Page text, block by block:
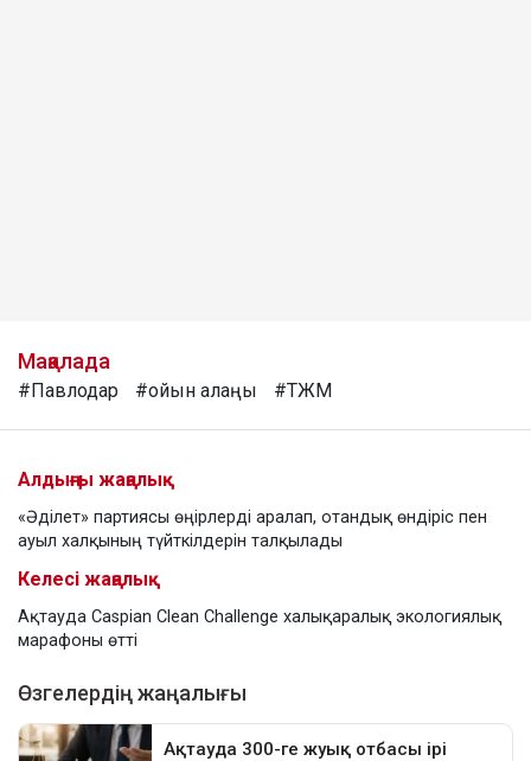
Мақалада
#Павлодар #ойын алаңы #ТЖМ
Алдыңғы жаңалық
«Әділет» партиясы өңірлерді аралап, отандық өндіріс пен
ауыл халқының түйткілдерін талқылады
Келесі жаңалық
Ақтауда Caspian Clean Challenge халықаралық экологиялық
марафоны өтті